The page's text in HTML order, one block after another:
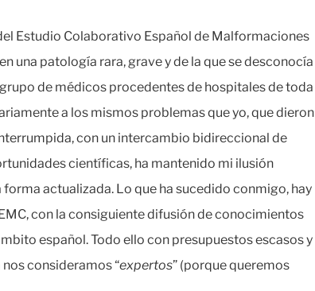
Estudio Colaborativo Español de Malformaciones
una patología rara, grave y de la que se desconocía
de médicos procedentes de hospitales de toda
a los mismos problemas que yo, que dieron
con un intercambio bidireccional de
científicas, ha mantenido mi ilusión
actualizada. Lo que ha sucedido conmigo, hay
con la consiguiente difusión de conocimientos
español. Todo ello con presupuestos escasos y
consideramos “expertos” (porque queremos